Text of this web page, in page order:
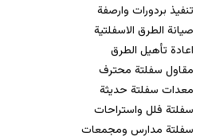
تنفيذ بردورات وارصفة
صيانة الطرق الاسفلتية
اعادة تأهيل الطرق
مقاول سفلتة محترف
معدات سفلتة حديثة
سفلتة فلل واستراحات
سفلتة مدارس ومجمعات